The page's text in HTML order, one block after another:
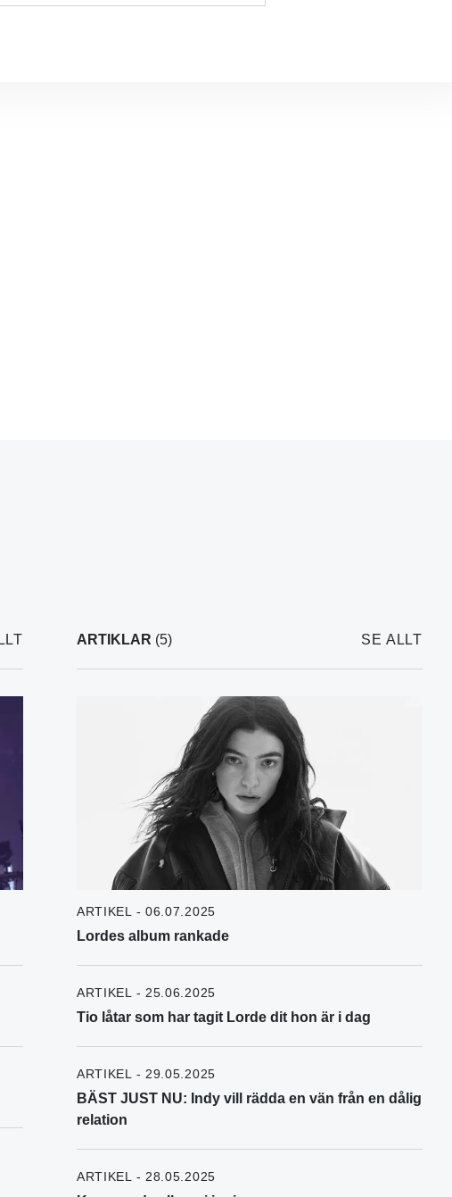
ARTIKLAR (5) SE ALLT
ARTIKEL - 06.07.2025
Lordes album rankade
ARTIKEL - 25.06.2025
Tio låtar som har tagit Lorde dit hon är i dag
ARTIKEL - 29.05.2025
BÄST JUST NU: Indy vill rädda en vän från en dålig
relation
ARTIKEL - 28.05.2025